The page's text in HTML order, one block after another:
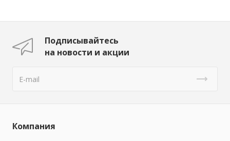
Подписывайтесь
на новости и акции
Компания